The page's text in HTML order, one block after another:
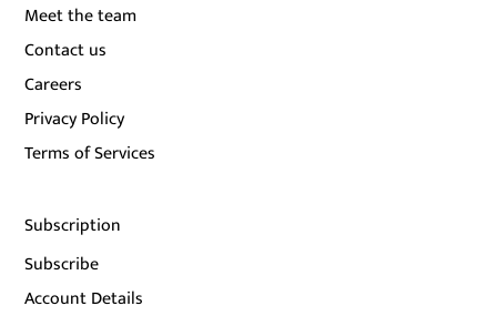
Meet the team
Contact us
Careers
Privacy Policy
Terms of Services
Subscription
Subscribe
Account Details